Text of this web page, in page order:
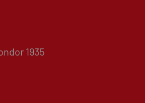
este artículo
1935